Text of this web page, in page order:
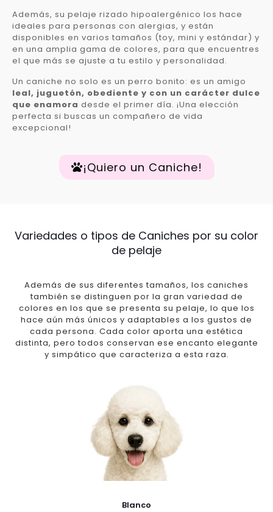
Además, su pelaje rizado hipoalergénico los hace
ideales para personas con alergias, y están
disponibles en varios tamaños (toy, mini y estándar) y
en una amplia gama de colores, para que encuentres
el que más se ajuste a tu estilo y personalidad.
Un caniche no solo es un perro bonito: es un amigo
leal, juguetón, obediente y con un carácter dulce
que enamora desde el primer día. ¡Una elección
perfecta si buscas un compañero de vida
excepcional!
¡Quiero un Caniche!
Variedades o tipos de Caniches por su color
de pelaje
Además de sus diferentes tamaños, los caniches
también se distinguen por la gran variedad de
colores en los que se presenta su pelaje, lo que los
hace aún más únicos y adaptables a los gustos de
cada persona. Cada color aporta una estética
distinta, pero todos conservan ese encanto elegante
y simpático que caracteriza a esta raza.
Blanco